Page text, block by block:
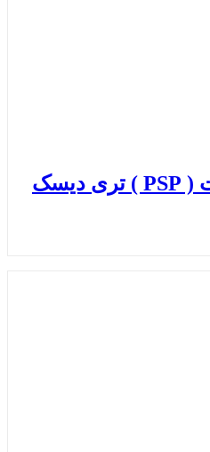
اسکنر فسفر پلیت ( PSP ) تری دیسک